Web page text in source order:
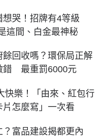
想哭！招牌有4等級
這間、白金最神秘
餘回收嗎？環保局正解
錯 最重罰6000元
快樂！「由來、紅包行
怎麼寫」一次看
？富品建設揭都更內